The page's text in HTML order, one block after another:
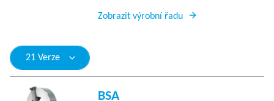
Zobrazit výrobní řadu
21 Verze
BSA